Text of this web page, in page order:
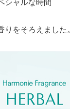
をそろえました。